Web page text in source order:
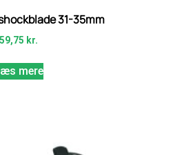
31-35mm
59,75 kr.
mere